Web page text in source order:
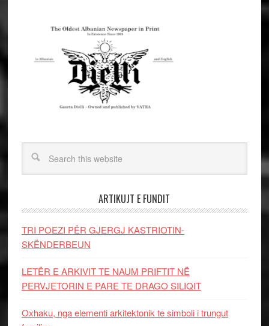
ARTIKUJT E FUNDIT
TRI POEZI PËR GJERGJ KASTRIOTIN-
SKËNDERBEUN
LETËR E ARKIVIT TE NAUM PRIFTIT NË
PERVJETORIN E PARE TE DRAGO SILIQIT
Oxhaku, nga elementi arkitektonik te simboli i trungut